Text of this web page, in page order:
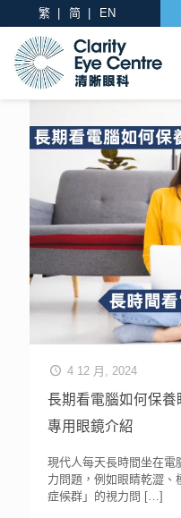
繁 简 EN
4 12 月, 2024
長期看電腦如何保
專用眼鏡介紹
現代人每天長時間坐在電
力問題，例如眼睛乾澀、
症候群」的視力問 […]